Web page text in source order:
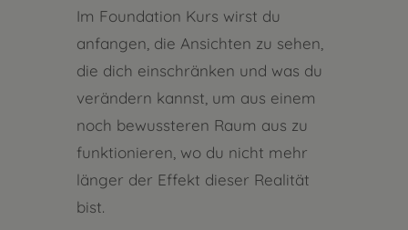
Im Foundation Kurs wirst du
anfangen, die Ansichten zu sehen,
die dich einschränken und was du
verändern kannst, um aus einem
noch bewussteren Raum aus zu
funktionieren, wo du nicht mehr
länger der Effekt dieser Realität
bist.